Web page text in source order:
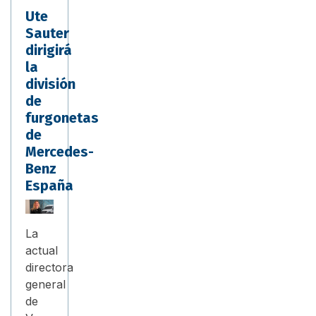
Ute
Sauter
dirigirá
la
división
de
furgonetas
de
Mercedes-
Benz
España
La
actual
directora
general
de